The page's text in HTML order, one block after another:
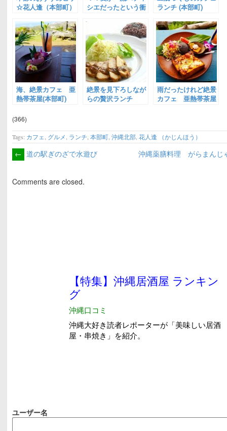
☆花人逢（本部町）
シエだったという衝
ッシュワイン＆ティ
ーショップ」（本部
町）
ランチ (本部町)
海、絶景カフェ 亜
熱帯茶屋(本部町)
絶景を見下ろしなが
らの贅沢ランチ
雨だったけれど絶景
カフェ 亜熱帯茶屋
(366)
Tags: カフェ グルメ ランチ ,本部町 ,沖縄北部 ,花人逢 （かじんほう）
← 道の駅ぎのざで水遊び 沖縄薬膳料理 がらまんじ
Comments are closed.
ユーザー名